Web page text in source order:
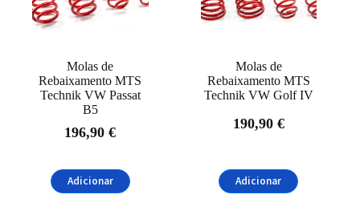
Molas de
Rebaixamento MTS
Technik VW Passat
B5
196,90€
Adicionar
Molas de
Rebaixamento MTS
Technik VW Golf IV
190,90 €
Adicionar